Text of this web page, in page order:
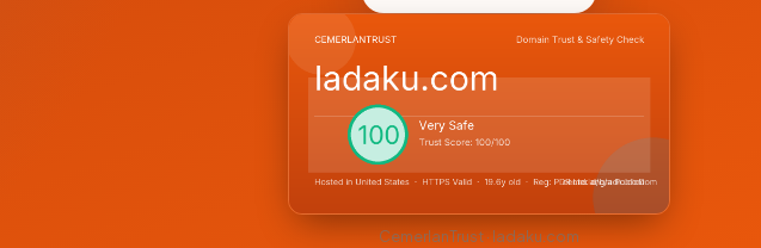
CemerlanTrust · ladaku.com